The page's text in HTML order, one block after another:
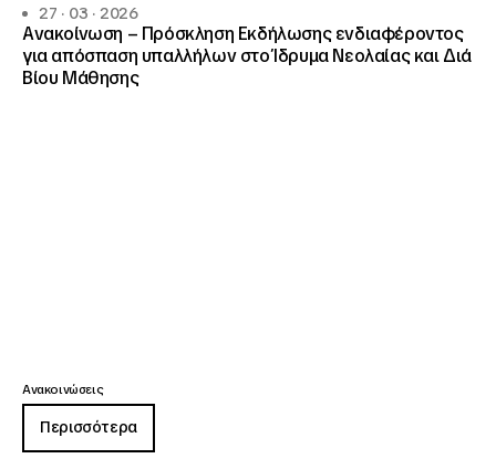
27 · 03 · 2026
Ανακοίνωση – Πρόσκληση Εκδήλωσης ενδιαφέροντος
για απόσπαση υπαλλήλων στο Ίδρυμα Νεολαίας και Διά
Βίου Μάθησης
Ανακοινώσεις
Περισσότερα